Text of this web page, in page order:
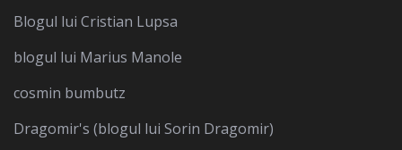
Blogul lui Cristian Lupsa
blogul lui Marius Manole
cosmin bumbutz
Dragomir's (blogul lui Sorin Dragomir)